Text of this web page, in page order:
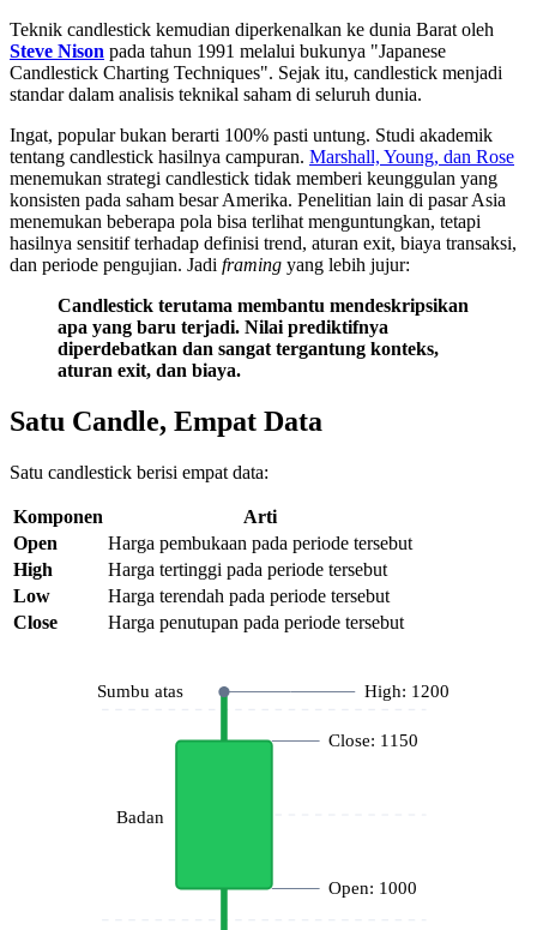
Teknik candlestick kemudian diperkenalkan ke dunia Barat oleh
Steve Nison pada tahun 1991 melalui bukunya "Japanese
Candlestick Charting Techniques". Sejak itu, candlestick menjadi
standar dalam analisis teknikal saham di seluruh dunia.
Ingat, popular bukan berarti 100% pasti untung. Studi akademik
tentang candlestick hasilnya campuran. Marshall, Young, dan Rose
menemukan strategi candlestick tidak memberi keunggulan yang
konsisten pada saham besar Amerika. Penelitian lain di pasar Asia
menemukan beberapa pola bisa terlihat menguntungkan, tetapi
hasilnya sensitif terhadap definisi trend, aturan exit, biaya transaksi,
dan periode pengujian. Jadi framing yang lebih jujur:
Candlestick terutama membantu mendeskripsikan
apa yang baru terjadi. Nilai prediktifnya
diperdebatkan dan sangat tergantung konteks,
aturan exit, dan biaya.
Satu Candle, Empat Data
Satu candlestick berisi empat data:
Komponen
Arti
Open
Harga pembukaan pada periode tersebut
High
Harga tertinggi pada periode tersebut
Low
Harga terendah pada periode tersebut
Close
Harga penutupan pada periode tersebut
Sumbu atas
Badan
High: 1200
Open: 1000
Close: 1150